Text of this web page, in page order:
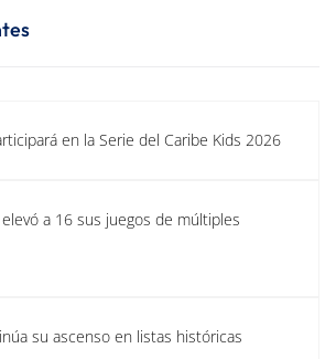
en la Serie del Caribe Kids 2026
elevó a 16 sus juegos de múltiples
su ascenso en listas históricas